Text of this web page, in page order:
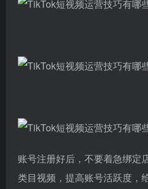
账号注册好后，不要着急绑定
类目视频，提高账号活跃度，